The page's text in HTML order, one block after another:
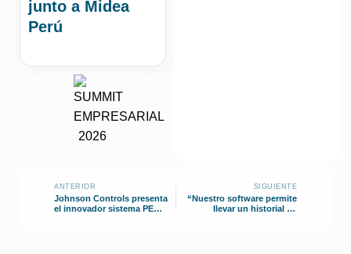
junto a Midea
Perú
ANTERIOR
Johnson Controls presenta
el innovador sistema PENN
SIGUIENTE
“Nuestro software permite
llevar un historial de